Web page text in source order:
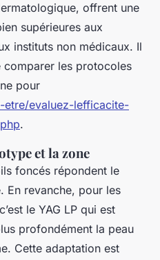
offrent une
supérieures aux
instituts non médicaux. Il
les protocoles
pour
evaluez-lefficacite-
.
et la zone
foncés répondent le
En revanche, pour les
le YAG LP qui est
profondément la peau
Cette adaptation est